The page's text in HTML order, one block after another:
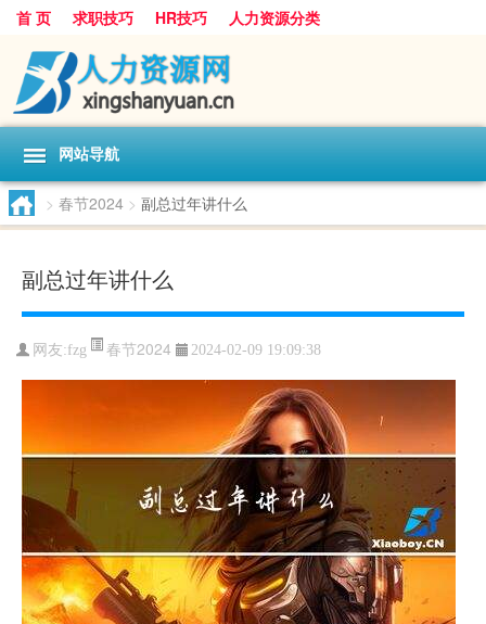
首 页 求职技巧 HR技巧 人力资源分类
网站导航
> 春节2024 > 副总过年讲什么
副总过年讲什么
网友:fzg 春节2024 2024-02-09 19:09:38